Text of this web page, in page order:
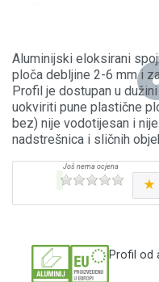
Aluminijski eloksirani
ploča debljine 2-6 mm i
Profil je dostupan u
uokviriti pune plastične
bez) nije vodotijesan i
nadstrešnica i sličnih
Profil od